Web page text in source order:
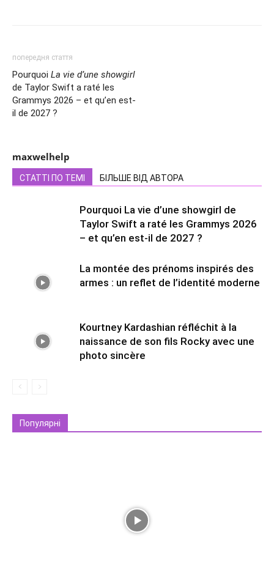
попередня стаття
Pourquoi La vie d’une showgirl
de Taylor Swift a raté les
Grammys 2026 – et qu’en est-
il de 2027 ?
maxwelhelp
СТАТТІ ПО ТЕМІ БІЛЬШЕ ВІД АВТОРА
Pourquoi La vie d’une showgirl de
Taylor Swift a raté les Grammys 2026
– et qu’en est-il de 2027 ?
La montée des prénoms inspirés des
armes : un reflet de l’identité moderne
Kourtney Kardashian réfléchit à la
naissance de son fils Rocky avec une
photo sincère
Популярні